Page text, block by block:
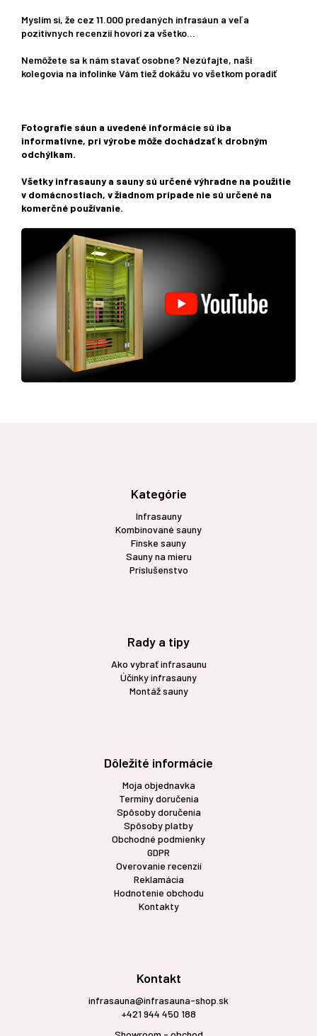
Myslím si, že cez 11.000 predaných infrasáun a veľa
pozitívnych recenzií hovorí za všetko...
Nemôžete sa k nám stavať osobne? Nezúfajte, naši
kolegovia na infolinke Vám tiež dokážu vo všetkom poradiť
Fotografie sáun a uvedené informácie sú iba
informatívne, pri výrobe môže dochádzať k drobným
odchýlkam.
Všetky infrasauny a sauny sú určené výhradne na použitie
v domácnostiach, v žiadnom prípade nie sú určené na
komerčné používanie.
Kategórie
Infrasauny
Kombinované sauny
Fínske sauny
Sauny na mieru
Príslušenstvo
Rady a tipy
Ako vybrať infrasaunu
Účinky infrasauny
Montáž sauny
Dôležité informácie
Moja objednavka
Termíny doručenia
Spôsoby doručenia
Spôsoby platby
Obchodné podmienky
GDPR
Overovanie recenzií
Reklamácia
Hodnotenie obchodu
Kontakty
Kontakt
infrasauna@infrasauna-shop.sk
+421 944 450 188